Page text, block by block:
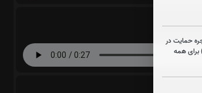
حمایت در
برای همه